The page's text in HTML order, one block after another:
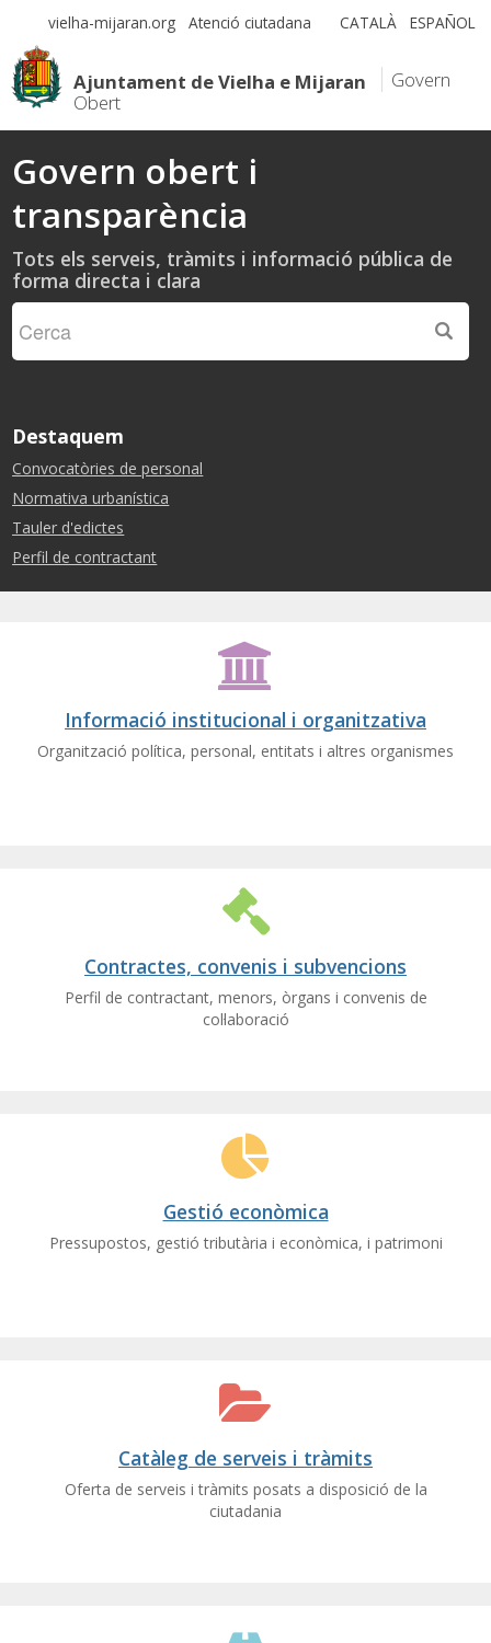
vielha-mijaran.org Atenció ciutadana CATALÀ ESPAÑOL
Ajuntament de Vielha e Mijaran
Govern
Obert
Govern obert i
transparència
Tots els serveis, tràmits i informació pública de
forma directa i clara
Destaquem
Convocatòries de personal
Normativa urbanística
Tauler d'edictes
Perfil de contractant
Informació institucional i organitzativa
Organització política, personal, entitats i altres organismes
Contractes, convenis i subvencions
Perfil de contractant, menors, òrgans i convenis de
col·laboració
Gestió econòmica
Pressupostos, gestió tributària i econòmica, i patrimoni
Catàleg de serveis i tràmits
Oferta de serveis i tràmits posats a disposició de la
ciutadania